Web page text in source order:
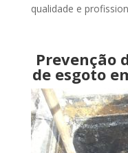
qualidade e
Prevenção
de esgoto